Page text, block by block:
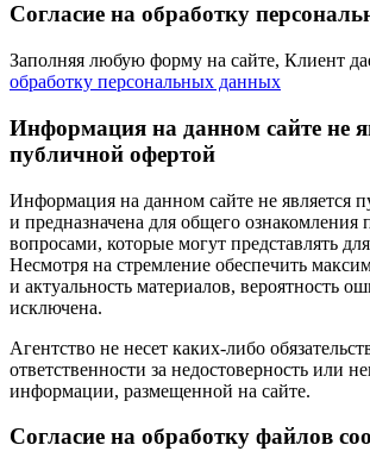
Согласие на обработку
Заполняя любую форму на сайте, Клиент
обработку персональных данных
Информация на данном сайте не
публичной офертой
Информация на данном сайте не является
и предназначена для общего ознакомления
вопросами, которые могут представлять
Несмотря на стремление обеспечить
и актуальность материалов, вероятность
исключена.
Агентство не несет каких-либо
ответственности за недостоверность или
информации, размещенной на сайте.
Cогласие на обработку файлов